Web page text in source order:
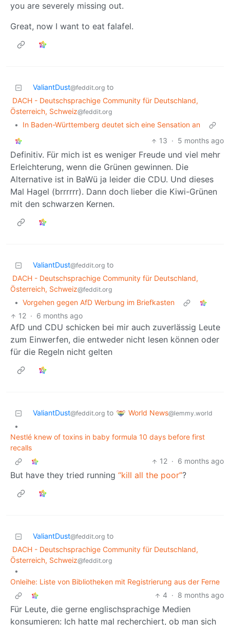
you are severely missing out.
Great, now I want to eat falafel.
ValiantDust@feddit.org to
DACH - Deutschsprachige Community für Deutschland,
Österreich, Schweiz@feddit.org
•
In Baden-Württemberg deutet sich eine Sensation an
13 · 5 months ago
Definitiv. Für mich ist es weniger Freude und viel mehr
Erleichterung, wenn die Grünen gewinnen. Die
Alternative ist in BaWü ja leider die CDU. Und dieses
Mal Hagel (brrrrrr). Dann doch lieber die Kiwi-Grünen
mit den schwarzen Kernen.
ValiantDust@feddit.org to
DACH - Deutschsprachige Community für Deutschland,
Österreich, Schweiz@feddit.org
• Vorgehen gegen AfD Werbung im Briefkasten
12 · 6 months ago
AfD und CDU schicken bei mir auch zuverlässig Leute
zum Einwerfen, die entweder nicht lesen können oder
für die Regeln nicht gelten
ValiantDust@feddit.org to World News@lemmy.world
•
Nestlé knew of toxins in baby formula 10 days before first
recalls
12 · 6 months ago
But have they tried running “kill all the poor”?
ValiantDust@feddit.org to
DACH - Deutschsprachige Community für Deutschland,
Österreich, Schweiz@feddit.org
•
Onleihe: Liste von Bibliotheken mit Registrierung aus der Ferne
4 · 8 months ago
Für Leute, die gerne englischsprachige Medien
konsumieren: Ich hatte mal recherchiert, ob man sich